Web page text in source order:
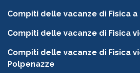
Compiti delle vacanze di Fisica a
Compiti delle vacanze di Fisica
Compiti delle vacanze di Fisica
Polpenazze